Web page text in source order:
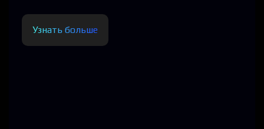
Узнать больше